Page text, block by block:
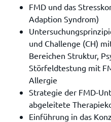
FMD und das
Adaption Syndrom)
und Challenge (CH)
Bereichen Struktur,
Störfeldtestung mit
Allergie
Strategie der FMD-
abgeleitete
Einführung in das